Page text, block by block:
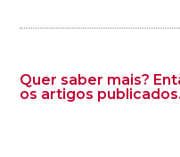
Quer saber mais?
os artigos publicados.